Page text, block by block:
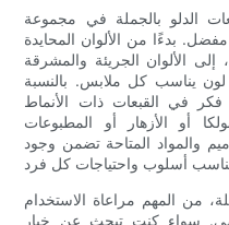
الدلو بالجملة في مجموعة
بدءًا من الألوان المحايدة
إلى الألوان الجريئة والمشرقة
لون يناسب كل ملابس. بالنسبة
في القبعات ذات الأنماط
أو الأزهار أو المطبوعات
والمواد المتاحة تضمن وجود
من المهم مراعاة الاستخدام
سواء كنت تبحث عن خيار